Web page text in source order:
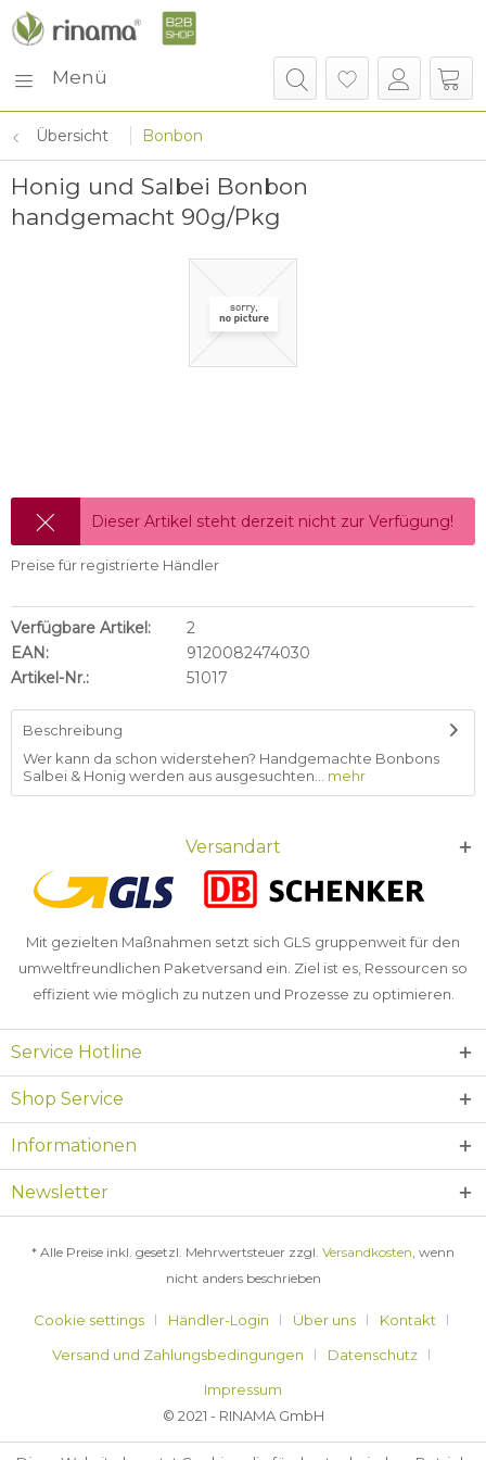
Menü
Übersicht Bonbon
Honig und Salbei Bonbon
handgemacht 90g/Pkg
Dieser Artikel steht derzeit nicht zur Verfügung!
Preise für registrierte Händler
Verfügbare Artikel:
2
EAN:
9120082474030
Artikel-Nr.:
51017
Beschreibung
Wer kann da schon widerstehen? Handgemachte Bonbons
Salbei & Honig werden aus ausgesuchten...
mehr
Versandart
Mit gezielten Maßnahmen setzt sich GLS gruppenweit für den
umweltfreundlichen Paketversand ein. Ziel ist es, Ressourcen so
effizient wie möglich zu nutzen und Prozesse zu optimieren.
Service Hotline
Shop Service
Informationen
Newsletter
* Alle Preise inkl. gesetzl. Mehrwertsteuer zzgl. Versandkosten, wenn
nicht anders beschrieben
Cookie settings Händler-Login Über uns
Kontakt
Versand und Zahlungsbedingungen
Datenschutz
Impressum
© 2021 - RINAMA GmbH